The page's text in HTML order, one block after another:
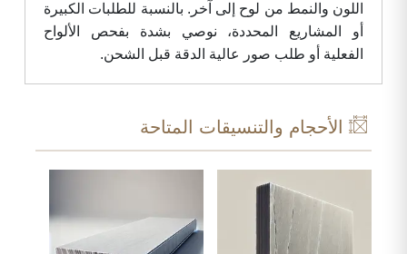
اللون والنمط من لوح إلى آخر. بالنسبة للطلبات الكبيرة
أو المشاريع المحددة، نوصي بشدة بفحص الألواح
الفعلية أو طلب صور عالية الدقة قبل الشحن.
الأحجام والتنسيقات المتاحة